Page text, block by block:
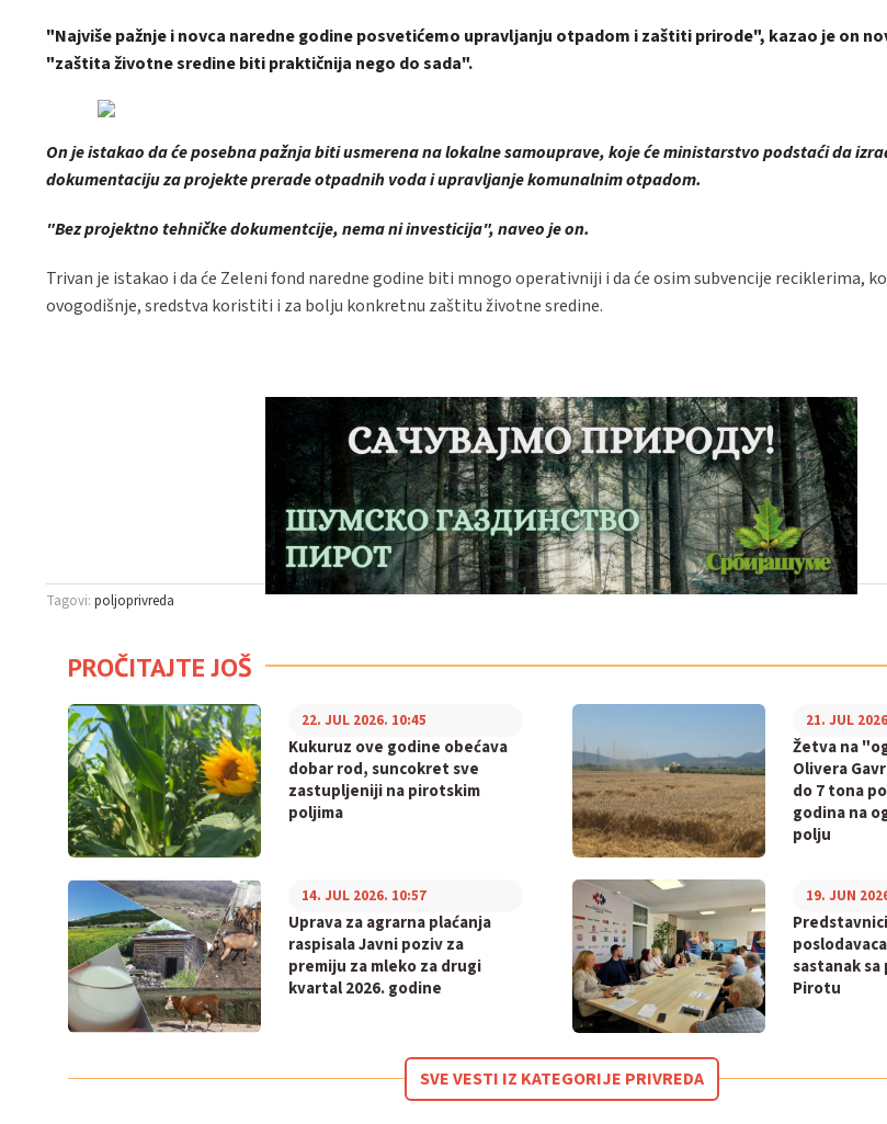
"Najviše pažnje i novca naredne godine posvetićemo upravljanju otpadom i zaštiti prirode", kazao je on
"zaštita životne sredine biti praktičnija nego do sada".
On je istakao da će posebna pažnja biti usmerena na lokalne samouprave, koje će ministarstvo podstaći da
dokumentaciju za projekte prerade otpadnih voda i upravljanje komunalnim otpadom.
"Bez projektno tehničke dokumentcije, nema ni investicija", naveo je on.
Trivan je istakao i da će Zeleni fond naredne godine biti mnogo operativniji i da će osim subvencije reciklerima,
ovogodišnje, sredstva koristiti i za bolju konkretnu zaštitu životne sredine.
Tagovi: poljoprivreda
PROČITAJTE JOŠ
Kukuruz ove godine obećava
dobar rod, suncokret sve
zastupljeniji na pirotskim
poljima
22. JUL 2026. 10:45
Žetva na
Olivera
do 7 tona
godina na
polju
21. JUL
Uprava za agrarna plaćanja
raspisala Javni poziv za
premiju za mleko za drugi
kvartal 2026. godine
14. JUL 2026. 10:57
sastanak sa
Pirotu
19. JUN
SVE VESTI IZ KATEGORIJE PRIVREDA